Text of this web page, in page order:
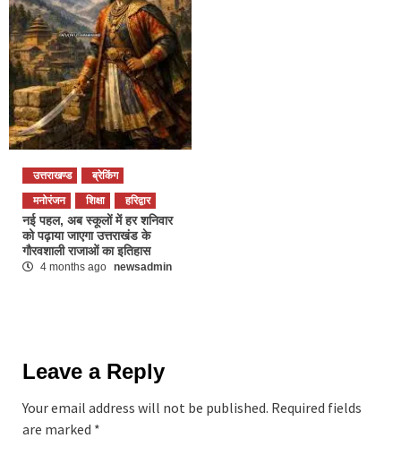
उत्तराखण्ड
ब्रेकिंग
मनोरंजन
शिक्षा हरिद्वार
नई पहल, अब स्कूलों में हर शनिवार
को पढ़ाया जाएगा उत्तराखंड के
गौरवशाली राजाओं का इतिहास
4 months ago newsadmin
Leave a Reply
Your email address will not be published. Required fields
are marked *